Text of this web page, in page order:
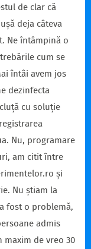
de clar că
deja câteva
Ne întâmpină o
cum se
întâi avem jos
dezinfecta
cu soluție
Nu, programare
am citit între
și
Nu știam la
fost o problemă,
admis
de vreo 30